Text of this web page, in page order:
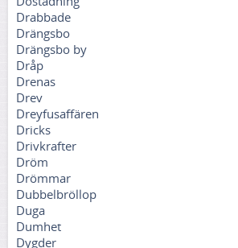
Drabbade
Drängsbo
Drängsbo by
Dråp
Drenas
Drev
Dreyfusaffären
Dricks
Drivkrafter
Dröm
Drömmar
Dubbelbröllop
Duga
Dumhet
Dygder